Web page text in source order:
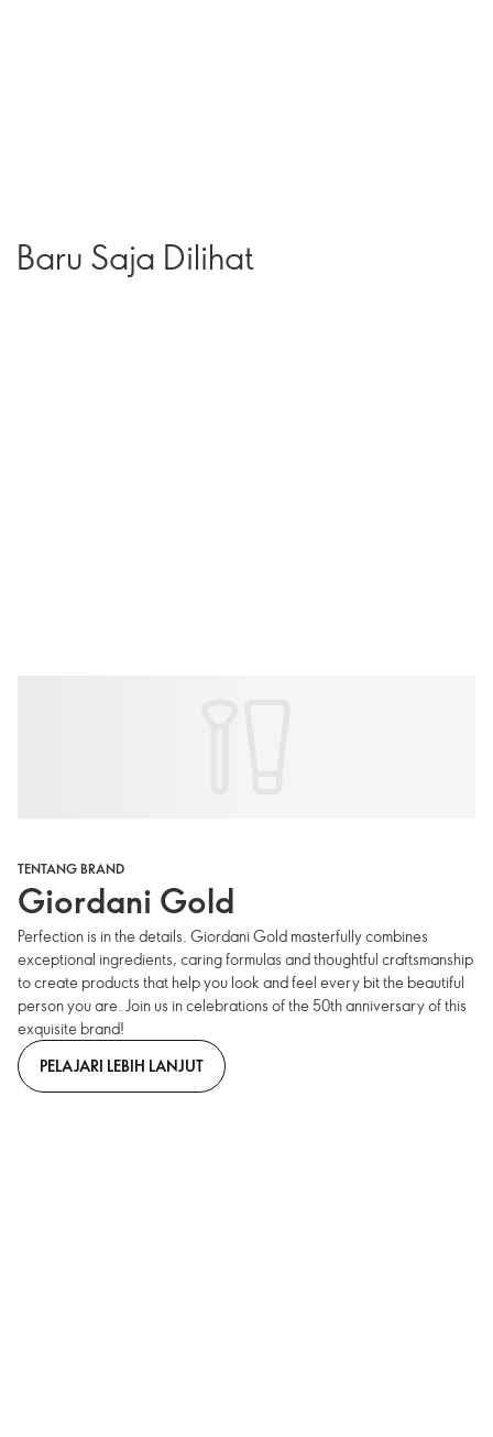
Baru Saja Dilihat
TENTANG BRAND
Giordani Gold
Perfection is in the details. Giordani Gold masterfully combines
exceptional ingredients, caring formulas and thoughtful craftsmanship
to create products that help you look and feel every bit the beautiful
person you are. Join us in celebrations of the 50th anniversary of this
exquisite brand!
PELAJARI LEBIH LANJUT